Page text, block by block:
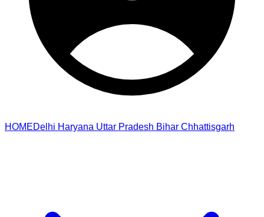
HOMEDelhi Haryana Uttar Pradesh Bihar Chhattisgarh